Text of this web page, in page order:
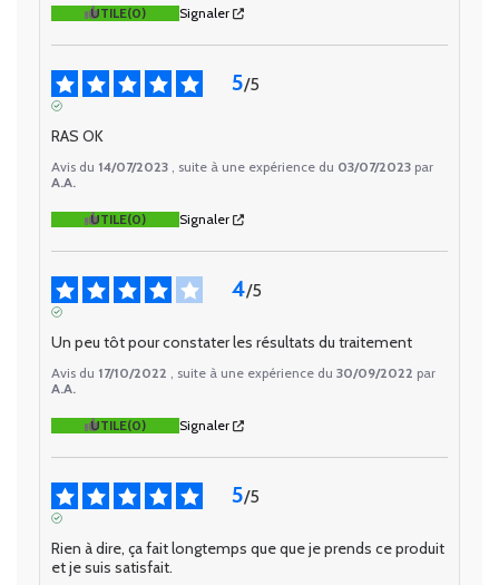
UTILE(0) Signaler
5/5
RAS OK
Avis du 14/07/2023 , suite à une expérience du 03/07/2023 par
A.A.
UTILE(0) Signaler
4/5
Un peu tôt pour constater les résultats du traitement
Avis du 17/10/2022 , suite à une expérience du 30/09/2022 par
A.A.
UTILE(0) Signaler
5/5
Rien à dire, ça fait longtemps que que je prends ce produit
et je suis satisfait.